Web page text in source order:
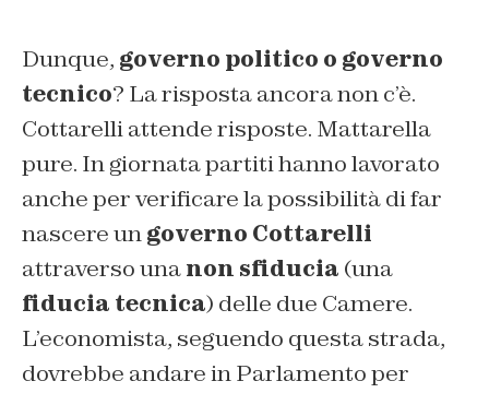
Dunque, governo politico o governo
tecnico? La risposta ancora non c’è.
Cottarelli attende risposte. Mattarella
pure. In giornata partiti hanno lavorato
anche per verificare la possibilità di far
nascere ungoverno Cottarelli
attraverso unanon sfiducia (una
fiducia tecnica) delle due Camere.
L’economista, seguendo questa strada,
dovrebbe andare in Parlamento per